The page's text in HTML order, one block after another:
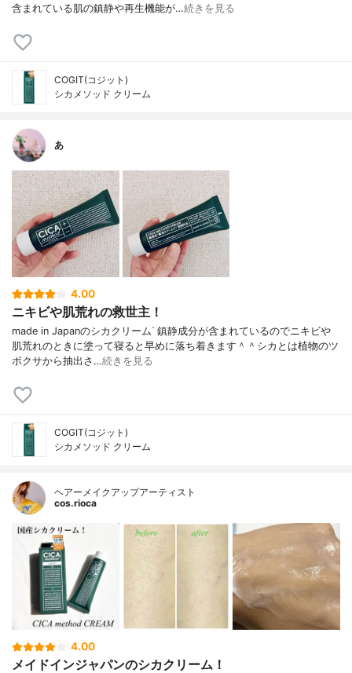
含まれている肌の鎮静や再生機能が…続きを見る
COGIT(コジット)
シカメソッド クリーム
あ
4.00
ニキビや肌荒れの救世主！
made in Japanのシカクリームᐝ 鎮静成分が含まれているのでニキビや
肌荒れのときに塗って寝ると早めに落ち着きます＾＾シカとは植物のツ
ボクサから抽出さ…続きを見る
COGIT(コジット)
シカメソッド クリーム
ヘアーメイクアップアーティスト
cos.rioca
4.00
メイドインジャパンのシカクリーム！